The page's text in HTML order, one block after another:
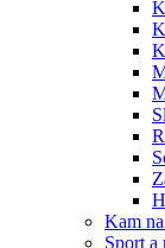
Kam
Sport a